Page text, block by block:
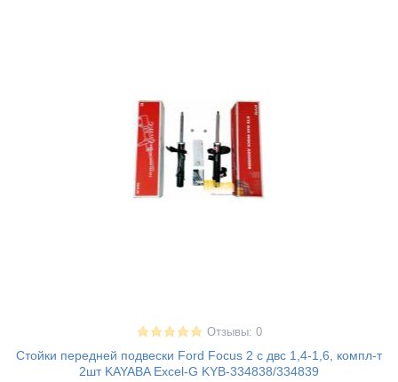
Отзывы: 0
Стойки передней подвески Ford Focus 2 с двс 1,4-1,6, компл-т
2шт KAYABA Excel-G KYB-334838/334839